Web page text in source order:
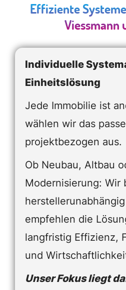
Effiziente
Viessmann
Individuelle
Einheitslösung
Jede Immobilie ist
wählen wir das
projektbezogen aus.
Ob Neubau, Altbau
Modernisierung: Wir
empfehlen die
langfristig Effizienz,
und
Unser Fokus liegt